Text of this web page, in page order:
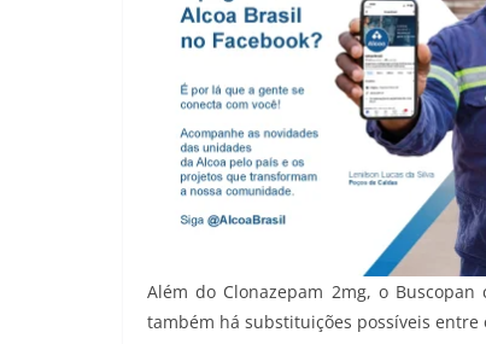
Além do Clonazepam 2mg, o
também há substituições possíveis entre